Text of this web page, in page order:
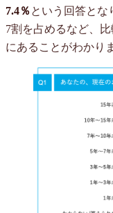
7.4％ という回答とな
7割を占めるなど、
にあることがわかり